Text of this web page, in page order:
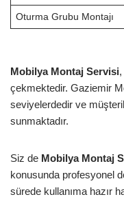
Oturma Grubu Montajı
Mobilya Montaj Servisi
çekmektedir. Gaziemir
seviyelerdedir ve
sunmaktadır.
Siz de Mobilya Montaj
konusunda profesyonel
sürede kullanıma hazır